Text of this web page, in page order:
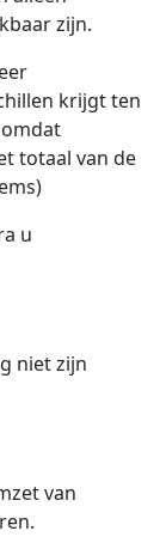
zijn.
krijgt ten
totaal van de
u
niet zijn
van